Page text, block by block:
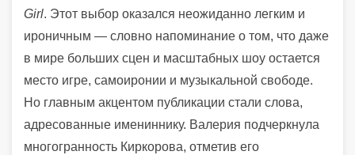
Girl. Этот выбор оказался неожиданно легким и
ироничным — словно напоминание о том, что даже
в мире больших сцен и масштабных шоу остается
место игре, самоиронии и музыкальной свободе.
Но главным акцентом публикации стали слова,
адресованные имениннику. Валерия подчеркнула
многогранность Киркорова, отметив его